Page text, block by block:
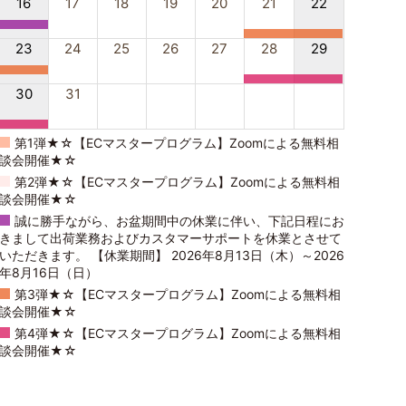
23 24 25 26 27 28 29
30 31
第1弾★☆【ECマスタープログラム】Zoomによる無料相
会開催★☆
第2弾★☆【ECマスタープログラム】Zoomによる無料相
会開催★☆
誠に勝手ながら、お盆期間中の休業に伴い、下記日程にお
まして出荷業務およびカスタマーサポートを休業とさせて
ただきます。 【休業期間】 2026年8月13日（木）～2026
8月16日（日）
第3弾★☆【ECマスタープログラム】Zoomによる無料相
会開催★☆
第4弾★☆【ECマスタープログラム】Zoomによる無料相
会開催★☆